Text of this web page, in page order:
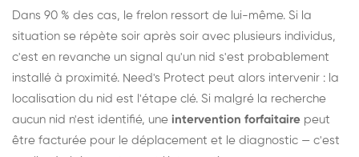
Dans 90 % des cas, le frelon ressort de lui-même. Si la
situation se répète soir après soir avec plusieurs individus,
c'est en revanche un signal qu'un nid s'est probablement
installé à proximité. Need's Protect peut alors intervenir : la
localisation du nid est l'étape clé. Si malgré la recherche
aucun nid n'est identifié, une intervention forfaitaire peut
être facturée pour le déplacement et le diagnostic — c'est